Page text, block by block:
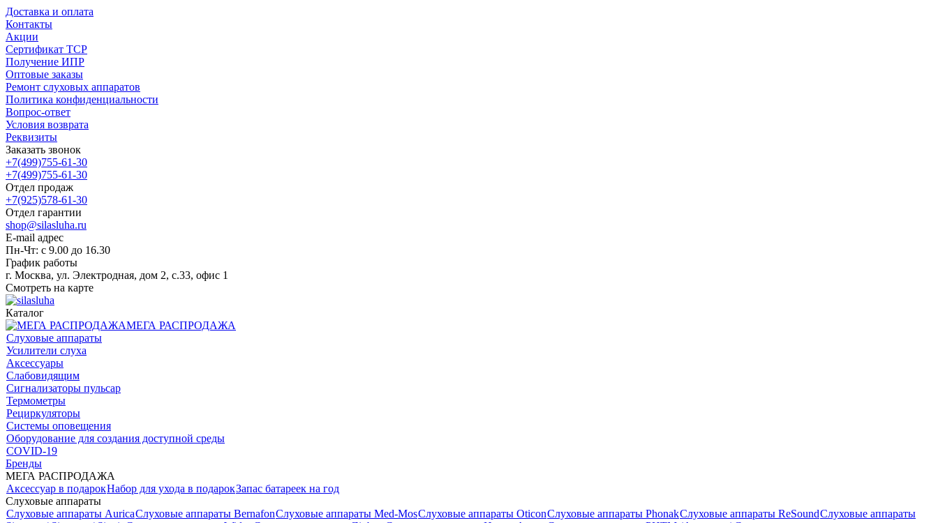
Доставка и оплата
Контакты
Акции
Сертификат ТСР
Получение ИПР
Оптовые заказы
Ремонт слуховых аппаратов
Политика конфиденциальности
Вопрос-ответ
Условия возврата
Реквизиты
Заказать звонок
+7(499)755-61-30
+7(499)755-61-30
Отдел продаж
+7(925)578-61-30
Отдел гарантии
shop@silasluha.ru
E-mail адрес
Пн-Чт: с 9.00 до 16.30
График работы
г. Москва, ул. Электродная, дом 2, с.33, офис 1
Смотреть на карте
Каталог
МЕГА РАСПРОДАЖА
Слуховые аппараты
Усилители слуха
Аксессуары
Слабовидящим
Сигнализаторы пульсар
Термометры
Рециркуляторы
Cистемы оповещения
Оборудование для создания доступной среды
COVID-19
Бренды
МЕГА РАСПРОДАЖА
Аксессуар в подарокНабор для ухода в подарокЗапас батареек на год
Слуховые аппараты
Слуховые аппараты AuricaСлуховые аппараты BernafonСлуховые аппараты Med-MosСлуховые аппараты OticonСлуховые аппараты PhonakСлуховые аппараты ReSoundСлуховые аппараты